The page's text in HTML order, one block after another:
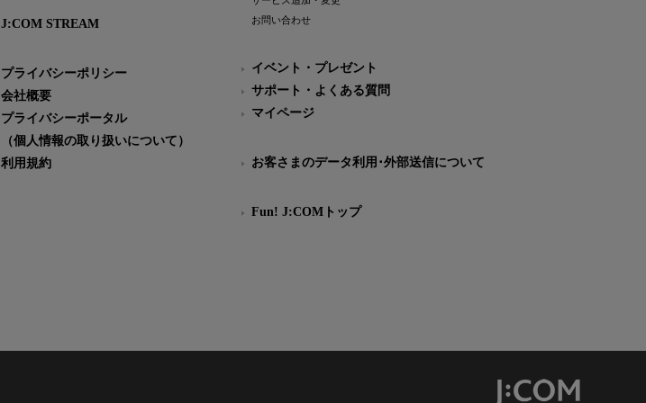
J:COM STREAM
プライバシーポリシー
会社概要
プライバシーポータル
（個人情報の取り扱いについて）
利用規約
お問い合わせ
イベント・プレゼント
サポート・よくある質問
マイページ
お客さまのデータ利用･外部送信について
Fun! J:COMトップ